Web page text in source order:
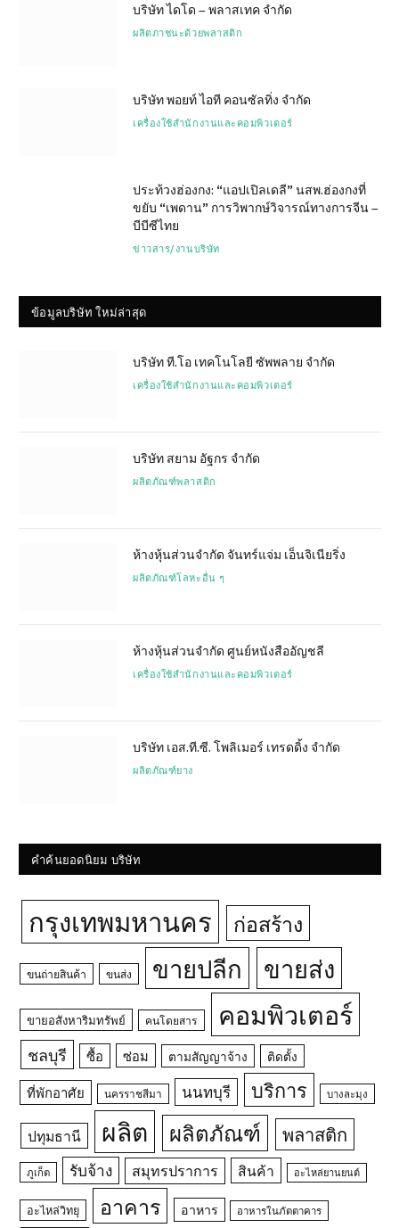
บริษัท ไดโด – พลาสเทค จำกัด
ผลิตภาชนะด้วยพลาสติก
บริษัท พอยท์ ไอที คอนซัลทิ่ง จำกัด
เครื่องใช้สำนักงานและคอมพิวเตอร์
ประท้วงฮ่องกง: “แอปเปิลเดลี” นสพ.ฮ่องกงที่
ขยับ “เพดาน” การวิพากษ์วิจารณ์ทางการจีน –
บีบีซีไทย
ข่าวสาร/งานบริษัท
ข้อมูลบริษัท ใหม่ล่าสุด
บริษัท ที.โอ เทคโนโลยี ซัพพลาย จำกัด
เครื่องใช้สำนักงานและคอมพิวเตอร์
บริษัท สยาม อัฐกร จำกัด
ผลิตภัณฑ์พลาสติก
ห้างหุ้นส่วนจำกัด จันทร์แจ่ม เอ็นจิเนียริ่ง
ผลิตภัณฑ์โลหะอื่น ๆ
ห้างหุ้นส่วนจำกัด ศูนย์หนังสืออัญชลี
เครื่องใช้สำนักงานและคอมพิวเตอร์
บริษัท เอส.ที.ซี. โพลิเมอร์ เทรดดิ้ง จำกัด
ผลิตภัณฑ์ยาง
คำค้นยอดนิยม บริษัท
กรุงเทพมหานคร ก่อสร้าง
ขนถ่ายสินค้า ขนส่ง ขายปลีก ขายส่ง
ขายอสังหาริมทรัพย์ คนโดยสาร คอมพิวเตอร์
ชลบุรี ซื้อ ซ่อม ตามสัญญาจ้าง ติดตั้ง
ที่พักอาศัย นครราชสีมา นนทบุรี บริการ บางละมุง
ปทุมธานี ผลิต ผลิตภัณฑ์ พลาสติก
ภูเก็ต รับจ้าง สมุทรปราการ สินค้า อะไหล่ยานยนต์
อะไหล่วิทยุ อาคาร อาหาร อาหารในภัตตาคาร